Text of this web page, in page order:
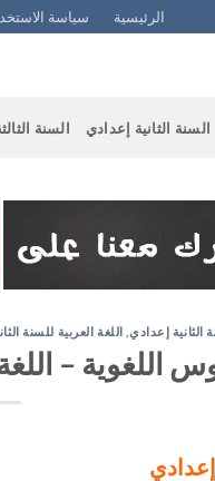
الرئيسية سياسة
السنة الثانية إعدادي السنة
الثانية إعدادي, اللغة العربية للسنة
اللغوية –
إعدادي